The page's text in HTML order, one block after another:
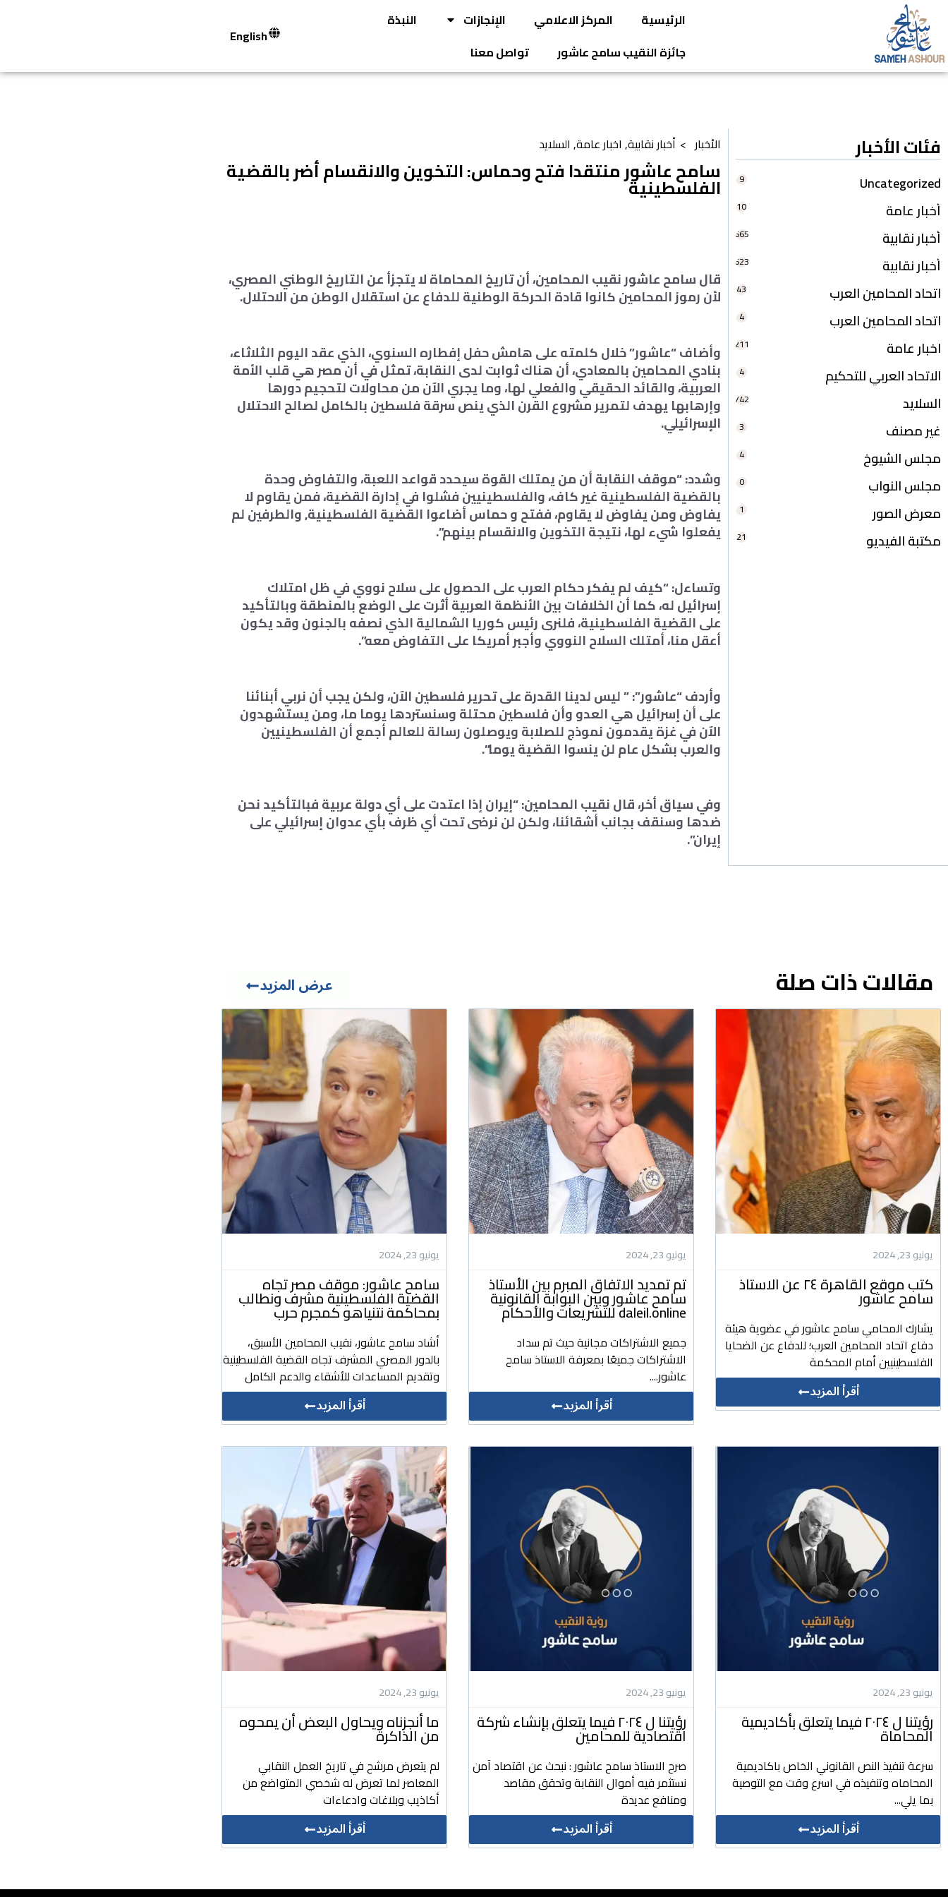
الرئيسية المركز الاعلامي الإنجازات
النبذة
جائزة النقيب سامح عاشور
تواصل معنا
English
فئات الأخبار
Uncategorized
9
أخبار عامة 10
أخبار نقابية 665
أخبار نقابية 623
اتحاد المحامين العرب 43
اتحاد المحامين العرب 4
اخبار عامة 211
الاتحاد العربي للتحكيم 4
السلايد 742
غير مصنف 3
مجلس الشيوخ 4
مجلس النواب 0
معرض الصور 1
مكتبة الفيديو 21
الأخبار > أخبار نقابية, اخبار عامة, السلايد
سامح عاشور منتقدا فتح وحماس: التخوين والانقسام أضر بالقضية
الفلسطينية
قال سامح عاشور نقيب المحامين، أن تاريخ المحاماة لا يتجزأ عن التاريخ الوطني المصري،
لأن رموز المحامين كانوا قادة الحركة الوطنية للدفاع عن استقلال الوطن من الاحتلال.
وأضاف “عاشور” خلال كلمته على هامش حفل إفطاره السنوي، الذي عقد اليوم الثلاثاء،
بنادي المحامين بالمعادي، أن هناك ثوابت لدى النقابة، تمثل في أن مصر هي قلب الأمة
العربية، والقائد الحقيقي والفعلي لها، وما يجري الآن من محاولات لتحجيم دورها
وإرهابها يهدف لتمرير مشروع القرن الذي ينص سرقة فلسطين بالكامل لصالح الاحتلال
الإسرائيلي.
وشدد: “موقف النقابة أن من يمتلك القوة سيحدد قواعد اللعبة، والتفاوض وحدة
بالقضية الفلسطينية غير كاف، والفلسطينيين فشلوا في إدارة القضية، فمن يقاوم لا
يفاوض ومن يفاوض لا يقاوم، ففتح و حماس أضاعوا القضية الفلسطينية, والطرفين لم
يفعلوا شيء لها، نتيجة التخوين والانقسام بينهم”.
وتساءل: “كيف لم يفكر حكام العرب على الحصول على سلاح نووي في ظل امتلاك
إسرائيل له، كما أن الخلافات بين الأنظمة العربية أثرت على الوضع بالمنطقة وبالتأكيد
على القضية الفلسطينية، فلنرى رئيس كوريا الشمالية الذي نصفه بالجنون وقد يكون
أعقل منا، أمتلك السلاح النووي وأجبر أمريكا على التفاوض معه”.
وأردف “عاشور”: ” ليس لدينا القدرة على تحرير فلسطين الآن، ولكن يجب أن نربي أبنائنا
على أن إسرائيل هي العدو وأن فلسطين محتلة وسنستردها يوما ما، ومن يستشهدون
الآن في غزة يقدمون نموذج للصلابة ويوصلون رسالة للعالم أجمع أن الفلسطينيين
والعرب بشكل عام لن ينسوا القضية يوما”.
وفي سياق أخر، قال نقيب المحامين: “إيران إذا اعتدت على أي دولة عربية فبالتأكيد نحن
ضدها وسنقف بجانب أشقائنا، ولكن لن نرضى تحت أي ظرف بأي عدوان إسرائيلي على
إيران”.
مقالات ذات صلة عرض المزيد
يونيو 23, 2024
كتب موقع القاهرة ٢٤ عن الاستاذ
سامح عاشور
يشارك المحامي سامح عاشور في عضوية هيئة
دفاع اتحاد المحامين العرب؛ للدفاع عن الضحايا
الفلسطينيين أمام المحكمة
أقرأ المزيد
يونيو 23, 2024
تم تمديد الاتفاق المبرم بين الأستاذ
سامح عاشور وبين البوابة القانونية
daleil.online للتشريعات والأحكام
جميع الاشتراكات مجانية حيث تم سداد
الاشتراكات جميعًا بمعرفة الاستاذ سامح
عاشور....
أقرأ المزيد
يونيو 23, 2024
سامح عاشور: موقف مصر تجاه
القضية الفلسطينية مشرف ونطالب
بمحاكمة نتنياهو كمجرم حرب
أشاد سامح عاشور، نقيب المحامين الأسبق،
بالدور المصري المشرف تجاه القضية الفلسطينية
وتقديم المساعدات للأشقاء والدعم الكامل
أقرأ المزيد
يونيو 23, 2024
رؤيتنا ل ٢٠٢٤ فيما يتعلق بأكاديمية
المحاماة
سرعة تنفيذ النص القانوني الخاص باكاديمية
المحاماه وتنفيذه في اسرع وقت مع التوصية
بما يلي...
أقرأ المزيد
يونيو 23, 2024
رؤيتنا ل ٢٠٢٤ فيما يتعلق بإنشاء شركة
اقتصادية للمحامين
صرح الاستاذ سامح عاشور : نبحث عن اقتصاد آمن
نستثمر فيه أموال النقابة وتحقق مقاصد
ومنافع عديدة
أقرأ المزيد
يونيو 23, 2024
ما أنجزناه ويحاول البعض أن يمحوه
من الذاكرة
لم يتعرض مرشح في تاريخ العمل النقابي
المعاصر لما تعرض له شخصي المتواضع من
أكاذيب وبلاغات وادعاءات
أقرأ المزيد